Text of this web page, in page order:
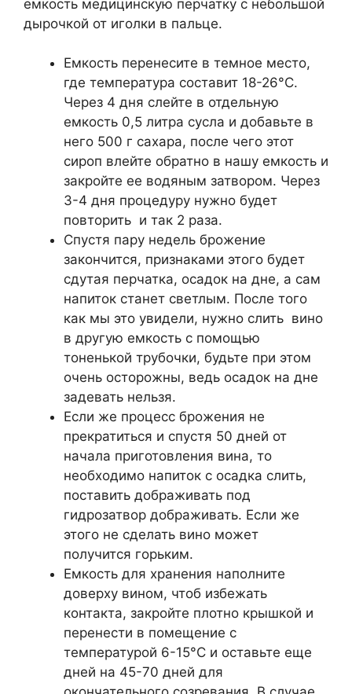
емкость медицинскую перчатку с небольшой
дырочкой от иголки в пальце.
Емкость перенесите в темное место,
где температура составит 18-26°C.
Через 4 дня слейте в отдельную
емкость 0,5 литра сусла и добавьте в
него 500 г сахара, после чего этот
сироп влейте обратно в нашу емкость и
закройте ее водяным затвором. Через
3-4 дня процедуру нужно будет
повторить и так 2 раза.
Спустя пару недель брожение
закончится, признаками этого будет
сдутая перчатка, осадок на дне, а сам
напиток станет светлым. После того
как мы это увидели, нужно слить вино
в другую емкость с помощью
тоненькой трубочки, будьте при этом
очень осторожны, ведь осадок на дне
задевать нельзя.
Если же процесс брожения не
прекратиться и спустя 50 дней от
начала приготовления вина, то
необходимо напиток с осадка слить,
поставить дображивать под
гидрозатвор дображивать. Если же
этого не сделать вино может
получится горьким.
Емкость для хранения наполните
доверху вином, чтоб избежать
контакта, закройте плотно крышкой и
перенести в помещение с
температурой 6-15°C и оставьте еще
дней на 45-70 дней для